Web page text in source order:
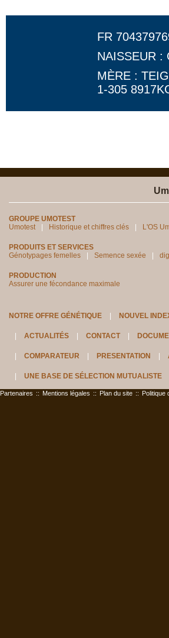
FR
NAISSEUR :
MÈRE :
1-305
GROUPE UMOTEST
Umotest
Historique et chiffres clés L'OS
PRODUITS ET SERVICES
Génotypages femelles
Semence sexée
PRODUCTION
Assurer une fécondance maximale
NOTRE OFFRE GÉNÉTIQUE NOUVEL
ACTUALITÉS CONTACT
COMPARATEUR PRESENTATION
UNE BASE DE SÉLECTION MUTUALISTE
Partenaires :: Mentions légales :: Plan du site :: Politique